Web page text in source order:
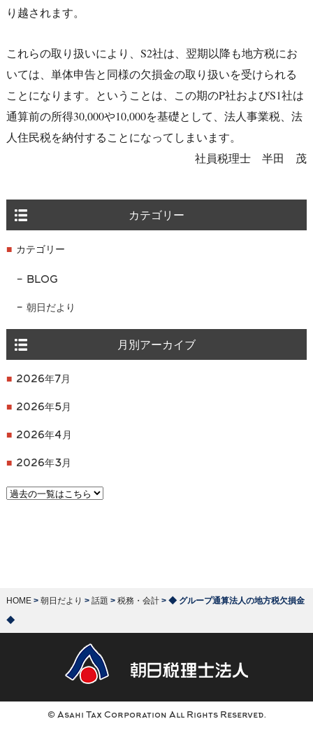
り越されます。
これらの取り扱いにより、S2社は、翌期以降も地方税にお
いては、単体申告と同様の欠損金の取り扱いを受けられる
ことになります。ということは、この期のP社およびS1社は
通算前の所得30,000や10,000を基礎として、法人事業税、法
人住民税を納付することになってしまいます。
社員税理士 半田 茂
カテゴリー
カテゴリー
BLOG
朝日だより
月別アーカイブ
2026年7月
2026年5月
2026年4月
2026年3月
HOME> 朝日だより > 話題 > 税務・会計> ◆ グループ通算法人の地方税欠損金
◆
© Asahi Tax Corporation All Rights Reserved.